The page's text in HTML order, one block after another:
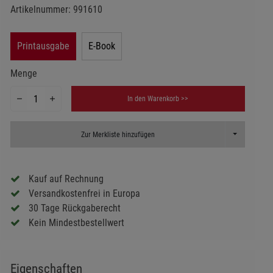
Artikelnummer: 991610
Printausgabe E-Book
Menge
In den Warenkorb >>
Zur Merkliste hinzufügen Toggle
Kauf auf Rechnung
Versandkostenfrei in Europa
30 Tage Rückgaberecht
Kein Mindestbestellwert
Eigenschaften